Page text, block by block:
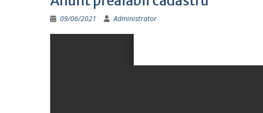
09/06/2021 Administrator